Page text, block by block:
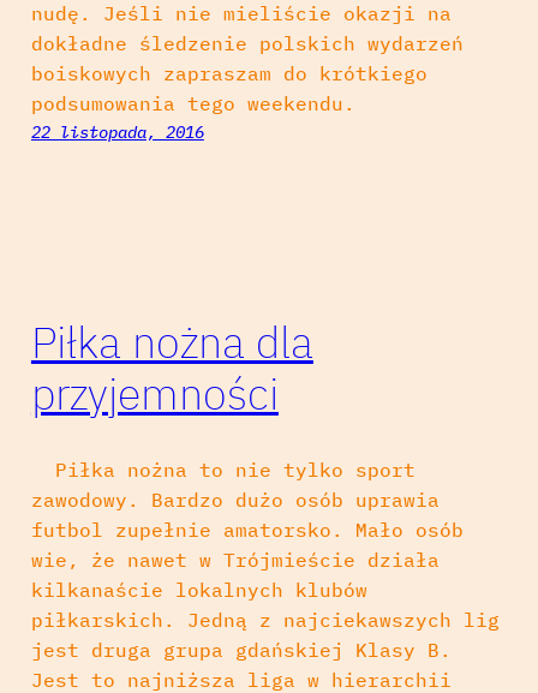
nudę. Jeśli nie mieliście okazji na
dokładne śledzenie polskich wydarzeń
boiskowych zapraszam do krótkiego
podsumowania tego weekendu.
22 listopada, 2016
Piłka nożna dla
przyjemności
Piłka nożna to nie tylko sport
zawodowy. Bardzo dużo osób uprawia
futbol zupełnie amatorsko. Mało osób
wie, że nawet w Trójmieście działa
kilkanaście lokalnych klubów
piłkarskich. Jedną z najciekawszych lig
jest druga grupa gdańskiej Klasy B.
Jest to najniższa liga w hierarchii